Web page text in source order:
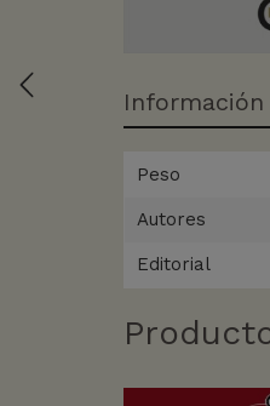
Peso
Autores
Editorial